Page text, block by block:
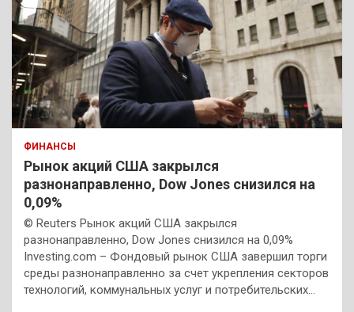
ФИНАНСЫ
Рынок акций США закрылся
разнонаправленно, Dow Jones снизился на
0,09%
© Reuters Рынок акций США закрылся
разнонаправленно, Dow Jones снизился на 0,09%
Investing.com – Фондовый рынок США завершил торги
среды разнонаправленно за счет укрепления секторов
технологий, коммунальных услуг и потребительских…